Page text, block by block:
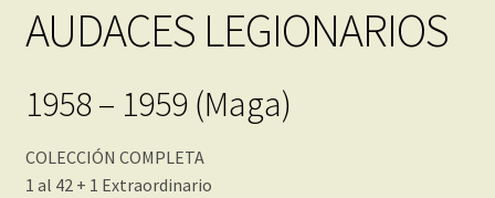
AUDACES LEGIONARIOS
1958 – 1959 (Maga)
COLECCIÓN COMPLETA
1 al 42 + 1 Extraordinario